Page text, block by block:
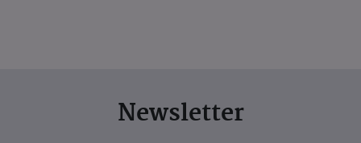
Newsletter